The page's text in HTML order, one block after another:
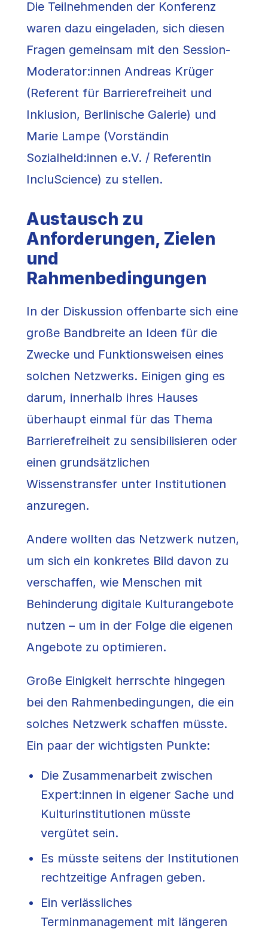
Die Teilnehmenden der Konferenz
waren dazu eingeladen, sich diesen
Fragen gemeinsam mit den Session-
Moderator:innen Andreas Krüger
(Referent für Barrierefreiheit und
Inklusion, Berlinische Galerie) und
Marie Lampe (Vorständin
Sozialheld:innen e.V. / Referentin
IncluScience) zu stellen.
Austausch zu
Anforderungen, Zielen
und
Rahmenbedingungen
In der Diskussion offenbarte sich eine
große Bandbreite an Ideen für die
Zwecke und Funktionsweisen eines
solchen Netzwerks. Einigen ging es
darum, innerhalb ihres Hauses
überhaupt einmal für das Thema
Barrierefreiheit zu sensibilisieren oder
einen grundsätzlichen
Wissenstransfer unter Institutionen
anzuregen.
Andere wollten das Netzwerk nutzen,
um sich ein konkretes Bild davon zu
verschaffen, wie Menschen mit
Behinderung digitale Kulturangebote
nutzen – um in der Folge die eigenen
Angebote zu optimieren.
Große Einigkeit herrschte hingegen
bei den Rahmenbedingungen, die ein
solches Netzwerk schaffen müsste.
Ein paar der wichtigsten Punkte:
Die Zusammenarbeit zwischen
Expert:innen in eigener Sache und
Kulturinstitutionen müsste
vergütet sein.
Es müsste seitens der Institutionen
rechtzeitige Anfragen geben.
Ein verlässliches
Terminmanagement mit längeren